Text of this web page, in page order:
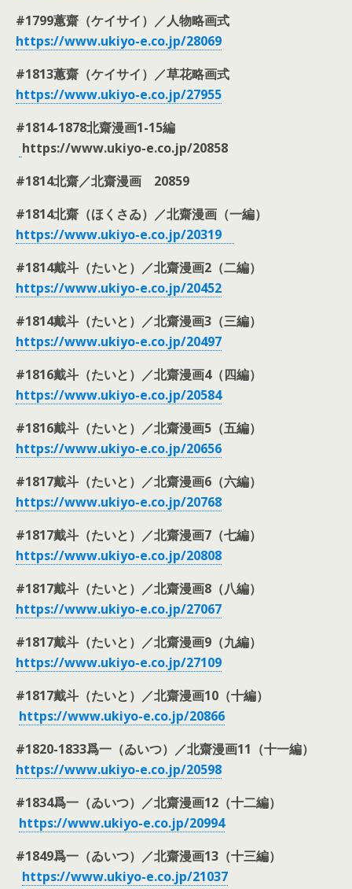
#1799蕙齋（ケイサイ）／人物略画式
https://www.ukiyo-e.co.jp/28069
#1813蕙齋（ケイサイ）／草花略画式
https://www.ukiyo-e.co.jp/27955
#1814-1878北齋漫画1-15編
https://www.ukiyo-e.co.jp/20858
#1814北齋／北齋漫画 20859
#1814北齋（ほくさゐ）／北齋漫画（一編）
https://www.ukiyo-e.co.jp/20319
#1814戴斗（たいと）／北齋漫画2（二編）
https://www.ukiyo-e.co.jp/20452
#1814戴斗（たいと）／北齋漫画3（三編）
https://www.ukiyo-e.co.jp/20497
#1816戴斗（たいと）／北齋漫画4（四編）
https://www.ukiyo-e.co.jp/20584
#1816戴斗（たいと）／北齋漫画5（五編）
https://www.ukiyo-e.co.jp/20656
#1817戴斗（たいと）／北齋漫画6（六編）
https://www.ukiyo-e.co.jp/20768
#1817戴斗（たいと）／北齋漫画7（七編）
https://www.ukiyo-e.co.jp/20808
#1817戴斗（たいと）／北齋漫画8（八編）
https://www.ukiyo-e.co.jp/27067
#1817戴斗（たいと）／北齋漫画9（九編）
https://www.ukiyo-e.co.jp/27109
#1817戴斗（たいと）／北齋漫画10（十編）
https://www.ukiyo-e.co.jp/20866
#1820-1833爲一（ゐいつ）／北齋漫画11（十一編）
https://www.ukiyo-e.co.jp/20598
#1834爲一（ゐいつ）／北齋漫画12（十二編）
https://www.ukiyo-e.co.jp/20994
#1849爲一（ゐいつ）／北齋漫画13（十三編）
https://www.ukiyo-e.co.jp/21037